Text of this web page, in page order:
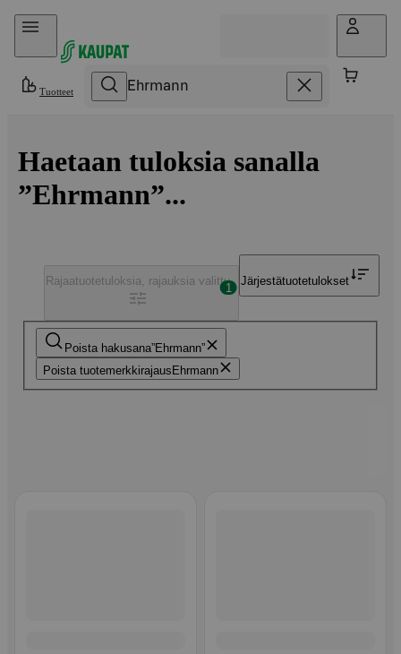
Hyppää sisältöön
Tuotteet
Haetaan tuloksia sanalla
”Ehrmann”...
Poista hakusana Ehrmann
Poista tuotemerkkirajaus Ehrmann
Rajaatuotetuloksia, rajauksia valittu
1
Järjestätuotetulokset